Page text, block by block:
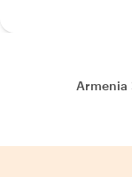
Armenia